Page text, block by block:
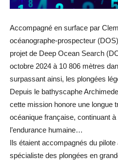
Accompagné en surface par
océanographe-prospecteur
projet de Deep Ocean Search
octobre 2024 à 10 806 mètres
surpassant ainsi, les plongées
Depuis le bathyscaphe
cette mission honore une longue
océanique française, continuant
l’endurance humaine…
Ils étaient accompagnés du
spécialiste des plongées en